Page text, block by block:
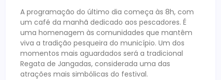
A programação do último dia começa às 8h, com
um café da manhã dedicado aos pescadores. É
uma homenagem às comunidades que mantêm
viva a tradição pesqueira do município. Um dos
momentos mais aguardados será a tradicional
Regata de Jangadas, considerada uma das
atrações mais simbólicas do festival.